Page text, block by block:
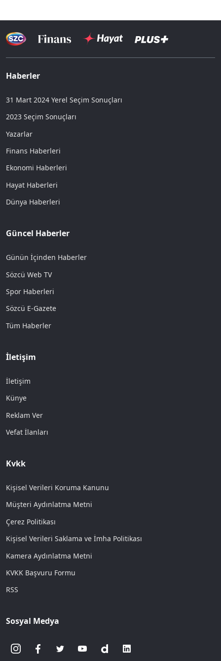
Haberler
31 Mart 2024 Yerel Seçim Sonuçları
2023 Seçim Sonuçları
Yazarlar
Finans Haberleri
Ekonomi Haberleri
Hayat Haberleri
Dünya Haberleri
Güncel Haberler
Günün İçinden Haberler
Sözcü Web TV
Spor Haberleri
Sözcü E-Gazete
Tüm Haberler
İletişim
İletişim
Künye
Reklam Ver
Vefat İlanları
Kvkk
Kişisel Verileri Koruma Kanunu
Müşteri Aydınlatma Metni
Çerez Politikası
Kişisel Verileri Saklama ve İmha Politikası
Kamera Aydınlatma Metni
KVKK Başvuru Formu
RSS
Sosyal Medya